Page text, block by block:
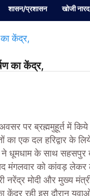
शासन/प्रशासन खोजी नारद
का केंद्र,
पर ब्रह्ममुहूर्त में किये
का एक दल हरिद्वार के
धूमधाम के साथ सहसपुर
मंगलवार को कांवड़ लेकर
नरेंद्र मोदी और मुख्य
रही इस दौरान